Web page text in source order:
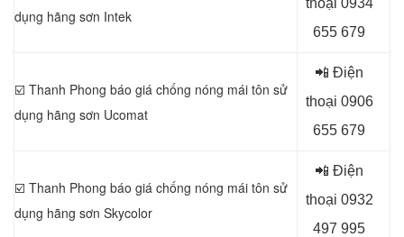
dụng hãng sơn Intek
thoại 0934
655 679
☑️ Thanh Phong báo giá chống nóng mái tôn sử
dụng hãng sơn Ucomat
📲 Điện
thoại 0906
655 679
☑️ Thanh Phong báo giá chống nóng mái tôn sử
dụng hãng sơn Skycolor
📲 Điện
thoại 0932
497 995